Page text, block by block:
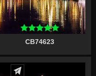
CB74623